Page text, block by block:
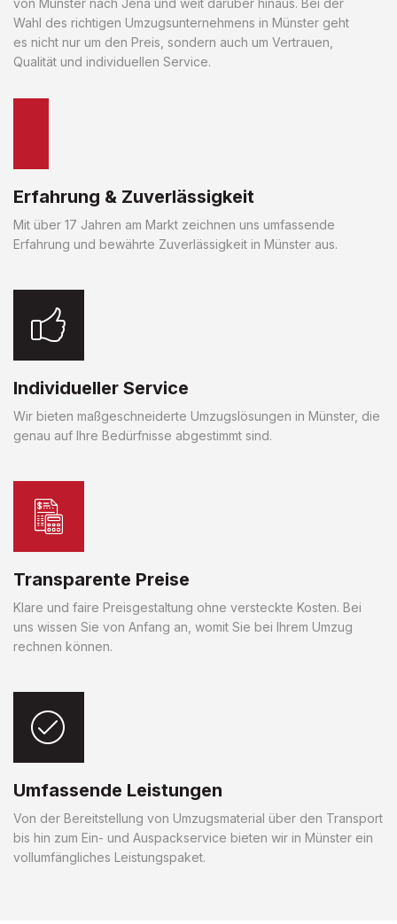
von Münster nach Jena und weit darüber hinaus. Bei der
Wahl des richtigen Umzugsunternehmens in Münster geht
es nicht nur um den Preis, sondern auch um Vertrauen,
Qualität und individuellen Service.
Erfahrung & Zuverlässigkeit
Mit über 17 Jahren am Markt zeichnen uns umfassende
Erfahrung und bewährte Zuverlässigkeit in Münster aus.
Individueller Service
Wir bieten maßgeschneiderte Umzugslösungen in Münster, die
genau auf Ihre Bedürfnisse abgestimmt sind.
Transparente Preise
Klare und faire Preisgestaltung ohne versteckte Kosten. Bei
uns wissen Sie von Anfang an, womit Sie bei Ihrem Umzug
rechnen können.
Umfassende Leistungen
Von der Bereitstellung von Umzugsmaterial über den Transport
bis hin zum Ein- und Auspackservice bieten wir in Münster ein
vollumfängliches Leistungspaket.